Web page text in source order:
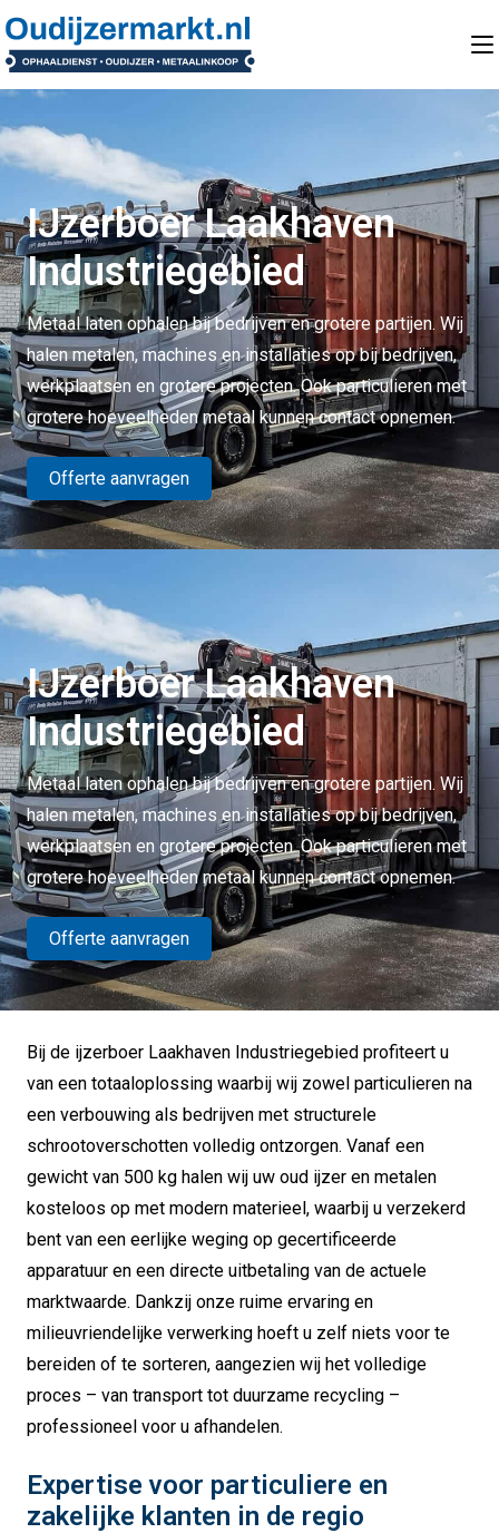
IJzerboer Laakhaven
Industriegebied
Metaal laten ophalen bij bedrijven en grotere partijen. Wij
halen metalen, machines en installaties op bij bedrijven,
werkplaatsen en grotere projecten. Ook particulieren met
grotere hoeveelheden metaal kunnen contact opnemen.
Offerte aanvragen
IJzerboer Laakhaven
Industriegebied
Metaal laten ophalen bij bedrijven en grotere partijen. Wij
halen metalen, machines en installaties op bij bedrijven,
werkplaatsen en grotere projecten. Ook particulieren met
grotere hoeveelheden metaal kunnen contact opnemen.
Offerte aanvragen
Bij de ijzerboer Laakhaven Industriegebied profiteert u
van een totaaloplossing waarbij wij zowel particulieren na
een verbouwing als bedrijven met structurele
schrootoverschotten volledig ontzorgen. Vanaf een
gewicht van 500 kg halen wij uw oud ijzer en metalen
kosteloos op met modern materieel, waarbij u verzekerd
bent van een eerlijke weging op gecertificeerde
apparatuur en een directe uitbetaling van de actuele
marktwaarde. Dankzij onze ruime ervaring en
milieuvriendelijke verwerking hoeft u zelf niets voor te
bereiden of te sorteren, aangezien wij het volledige
proces – van transport tot duurzame recycling –
professioneel voor u afhandelen.
Expertise voor particuliere en
zakelijke klanten in de regio